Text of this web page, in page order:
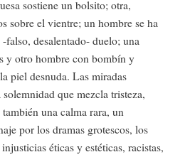
sostiene un bolsito; otra,
sobre el vientre; un hombre se ha
falso, desalentado- duelo; una
y otro hombre con bombín y
piel desnuda. Las miradas
que mezcla tristeza,
una calma rara, un
por los dramas grotescos, los
éticas y estéticas, racistas,